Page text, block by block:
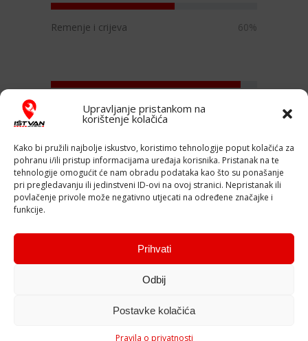
Upravljanje pristankom na
korištenje kolačića
Kako bi pružili najbolje iskustvo, koristimo tehnologije poput kolačića za
pohranu i/ili pristup informacijama uređaja korisnika. Pristanak na te
tehnologije omogućit će nam obradu podataka kao što su ponašanje
pri pregledavanju ili jedinstveni ID-ovi na ovoj stranici. Nepristanak ili
povlačenje privole može negativno utjecati na određene značajke i
funkcije.
Prihvati
Odbij
Postavke kolačića
Pravila o privatnosti
Remenje i crijeva 60%
Autodijagnostika
Popravak kočnica 75%